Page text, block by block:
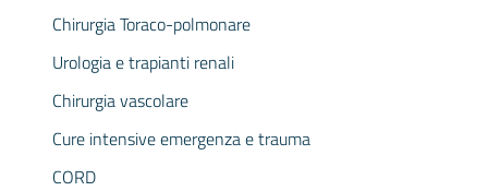
Chirurgia Toraco-polmonare
Urologia e trapianti renali
Chirurgia vascolare
Cure intensive emergenza e trauma
CORD